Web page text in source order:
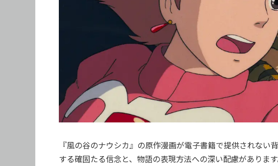
『風の谷のナウシカ』の原作漫画が電子書籍で提供されない
する確固たる信念と、物語の表現方法への深い配慮がありま